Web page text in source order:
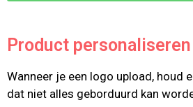
Product personaliseren
Wanneer je een logo upload, houd
dat niet alles geborduurd kan